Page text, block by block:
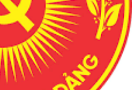
giá tác động môi trường